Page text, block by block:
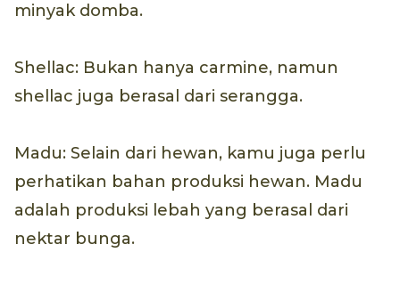
minyak domba.
Shellac: Bukan hanya carmine, namun
shellac juga berasal dari serangga.
Madu: Selain dari hewan, kamu juga perlu
perhatikan bahan produksi hewan. Madu
adalah produksi lebah yang berasal dari
nektar bunga.